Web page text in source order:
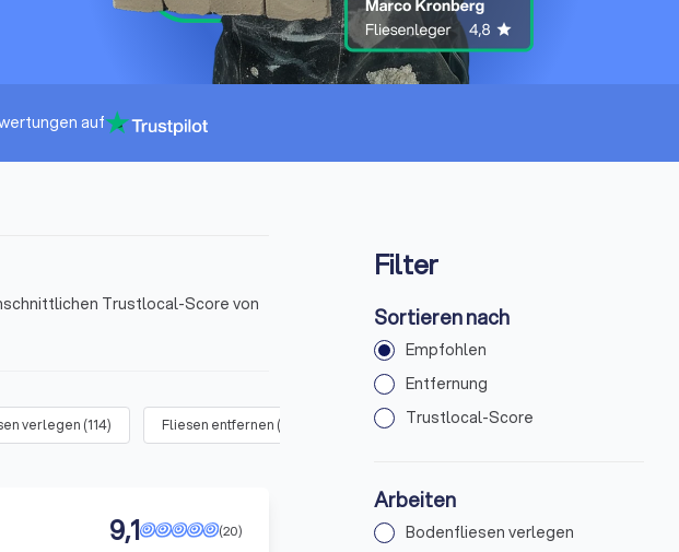
auf
Trustlocal-Score von
verlegen (114) Fliesen entfernen ( Mosaikarbeiten(63) Sanierung / Renovierung
(20)
9,1
Filter
Sortieren nach
Empfohlen
Entfernung
Trustlocal-Score
Arbeiten
Bodenfliesen verlegen